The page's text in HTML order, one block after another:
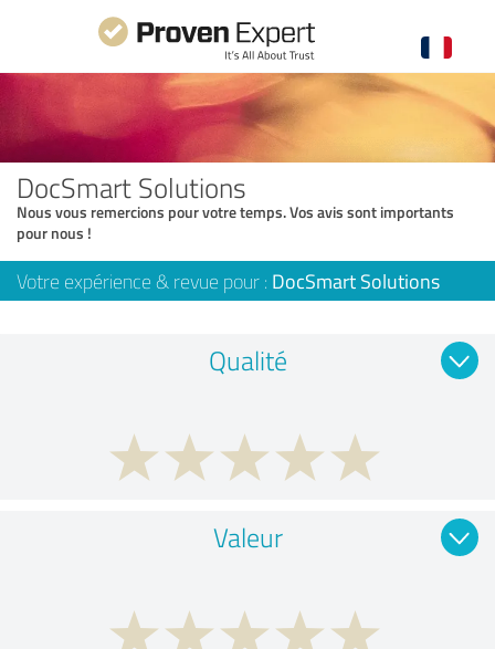
DocSmart Solutions
Nous vous remercions pour votre temps. Vos avis sont importants
pour nous !
Votre expérience & revue pour : DocSmart Solutions
Qualité
Valeur